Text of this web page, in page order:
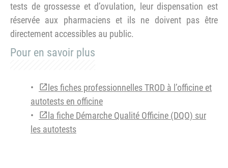
tests de grossesse et d’ovulation, leur dispensation est
réservée aux pharmaciens et ils ne doivent pas être
directement accessibles au public.
Pour en savoir plus
les fiches professionnelles TROD à l’officine et
autotests en officine
la fiche Démarche Qualité Officine (DQO) sur
les autotests